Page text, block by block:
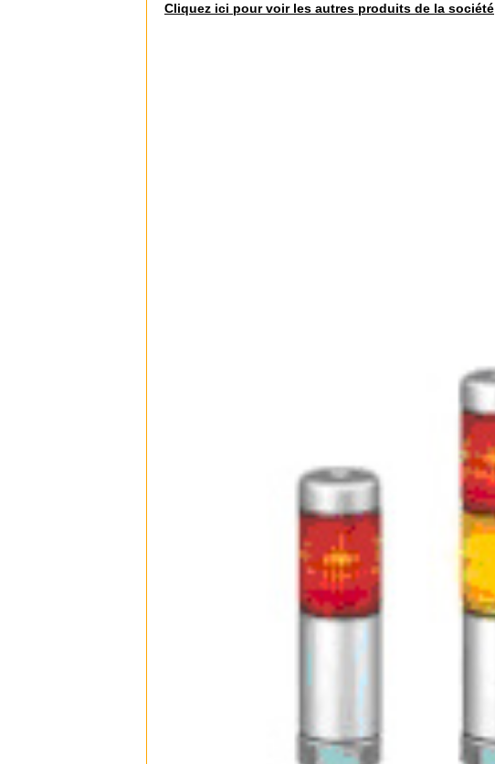
Cliquez ici pour voir les autres produits de la société